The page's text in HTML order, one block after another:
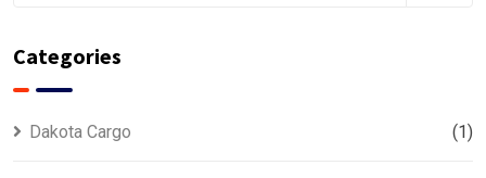
Categories
Dakota Cargo (1)